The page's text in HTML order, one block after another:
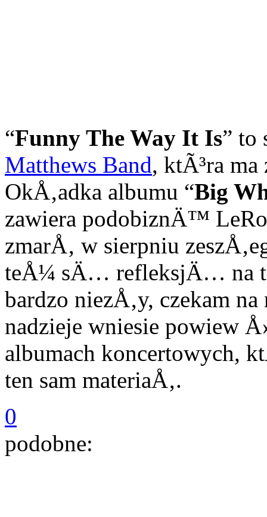
“Funny The Way It Is” to
Matthews Band, ktÃ³ra ma
OkÅ‚adka albumu “Big
zawiera podobiznÄ™
zmarÅ‚ w sierpniu
teÅ¼ sÄ… refleksjÄ… na
bardzo niezÅ‚y, czekam
nadzieje wniesie powiew
albumach koncertowych,
ten sam materiaÅ‚.
0
podobne: